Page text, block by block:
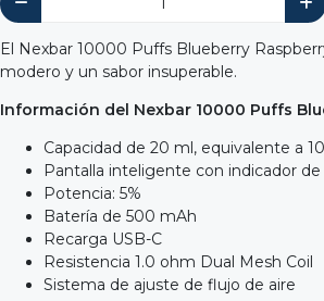
El Nexbar 10000 Puffs Blueberry
modero y un sabor insuperable.
Información del Nexbar 10000 Puffs
Capacidad de 20 ml, equivalente a
Pantalla inteligente con indicador
Potencia: 5%
Batería de 500 mAh
Recarga USB-C
Resistencia 1.0 ohm Dual Mesh Coil
Sistema de ajuste de flujo de aire